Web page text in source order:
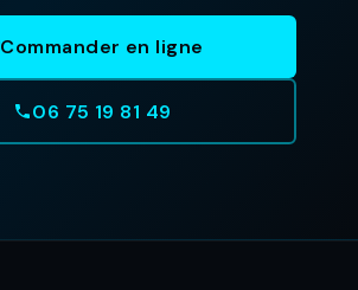
Commander en ligne
06 75 19 81 49